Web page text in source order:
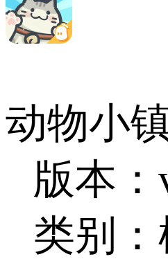
动物小
版本：
类别